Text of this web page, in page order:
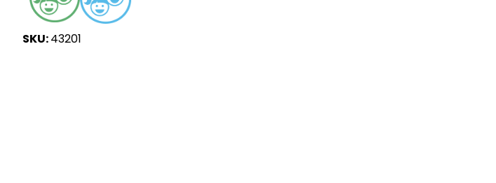
SKU:43201